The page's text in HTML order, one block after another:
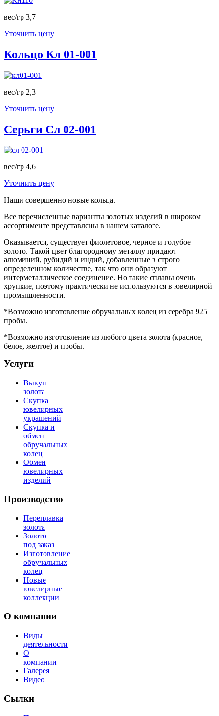
вес/гр 3,7
Уточнить цену
Кольцо Кл 01-001
вес/гр 2,3
Уточнить цену
Серьги Сл 02-001
вес/гр 4,6
Уточнить цену
Наши совершенно новые кольца.
Все перечисленные варианты золотых изделий в широком
ассортименте представлены в нашем каталоге.
Оказывается, существует фиолетовое, черное и голубое
золото. Такой цвет благородному металлу придают
алюминий, рубидий и индий, добавленные в строго
определенном количестве, так что они образуют
интерметаллическое соединение. Но такие сплавы очень
хрупкие, поэтому практически не используются в ювелирной
промышленности.
*Возможно изготовление обручальных колец из серебра 925
пробы.
*Возможно изготовление из любого цвета золота (красное,
белое, желтое) и пробы.
Услуги
Выкуп
золота
Скупка
ювелирных
украшений
Скупка и
обмен
обручальных
колец
Обмен
ювелирных
изделий
Производство
Переплавка
золота
Золото
под заказ
Изготовление
обручальных
колец
Новые
ювелирные
коллекции
О компании
Виды
деятельности
О
компании
Галерея
Видео
Сылки